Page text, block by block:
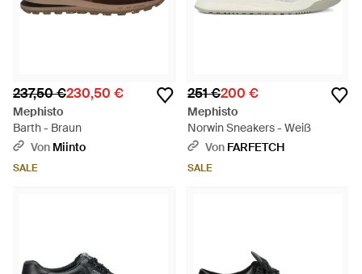
237,50 €230,50 €
Mephisto
Barth - Braun
Von Miinto
SALE
251 €200 €
Mephisto
Norwin Sneakers - Weiß
Von FARFETCH
SALE